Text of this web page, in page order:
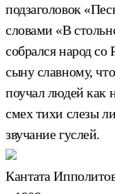
подзаголовок
словами «В
собрался народ
сыну славному,
поучал людей как
смех тихи слезы
звучание гуслей.
Кантата